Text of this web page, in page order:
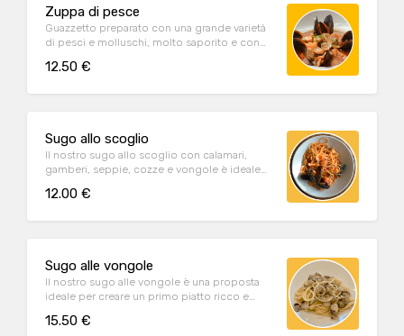
Zuppa di pesce
Guazzetto preparato con una grande varietà
di pesci e molluschi, molto saporito e con
12.50 €
Sugo allo scoglio
Il nostro sugo allo scoglio con calamari,
gamberi, seppie, cozze e vongole è ideale
porzioni.
12.00 €
Sugo alle vongole
Il nostro sugo alle vongole è una proposta
ideale per creare un primo piatto ricco e
15.50 €